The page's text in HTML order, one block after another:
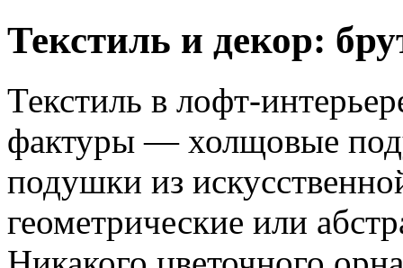
Текстиль и декор:
Текстиль в лофт-
фактуры — холщовые
подушки из
геометрические или